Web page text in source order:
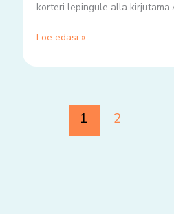
korteri lepingule alla
Loe edasi »
1 2